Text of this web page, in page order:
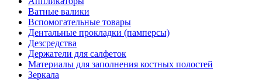
Ватные валики
Вспомогательные товары
Дентальные прокладки (памперсы)
Дезсредства
Держатели для салфеток
Материалы для заполнения костных полостей
Зеркала